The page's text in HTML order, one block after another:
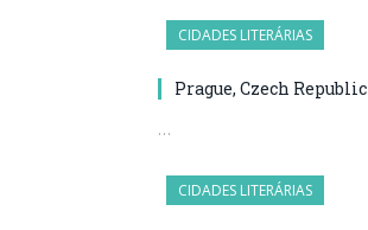
CIDADES LITERÁRIAS
Prague, Czech Republic
…
CIDADES LITERÁRIAS